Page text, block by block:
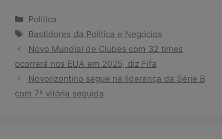
Categorias
Política
Tags
Bastidores da Política e Negócios
Novo Mundial de Clubes com 32 times
ocorrerá nos EUA em 2025, diz Fifa
Novorizontino segue na liderança da Série B
com 7ª vitória seguida